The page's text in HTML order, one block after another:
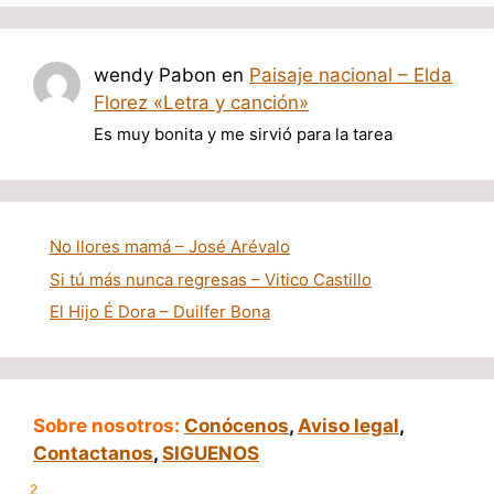
wendy Pabon en Paisaje nacional – Elda
Florez «Letra y canción»
Es muy bonita y me sirvió para la tarea
No llores mamá – José Arévalo
Si tú más nunca regresas – Vitico Castillo
El Hijo É Dora – Duilfer Bona
Sobre nosotros: Conócenos, Aviso legal,
Contactanos, SIGUENOS
2